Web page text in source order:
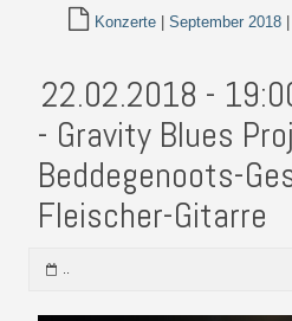
Konzerte |September 2018
22.02.2018 -
- Gravity Blues
Beddegenoots-
Fleischer-Gitarre